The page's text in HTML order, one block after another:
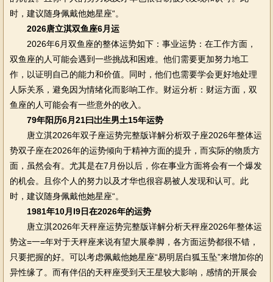
时，建议随身佩戴他她星座“。
2026唐立淇双鱼座6月运
2026年6月双鱼座的整体运势如下：事业运势：在工作方面，
双鱼座的人可能会遇到一些挑战和困难。他们需要更加努力地工
作，以证明自己的能力和价值。同时，他们也需要学会更好地处理
人际关系，避免因为情绪化而影响工作。财运分析：财运方面，双
鱼座的人可能会有一些意外的收入。
79年阳历6月21曰岀生男土15年运势
唐立淇2026年双子座运势完整版详解分析双子座2026年整体运
势双子座在2026年的运势倾向于精神方面的提升，而实际的物质方
面，虽然会有。尤其是在7月份以后，你在事业方面将会有一个爆发
的机会。且你个人的努力以及才华也很容易被人发现和认可。此
时，建议随身佩戴他她星座“。
1981年10月l9日在2026年的运势
唐立淇2026年天秤座运势完整版详解分析天秤座2026年整体运
势这=一=年对于天秤座来说有望大展拳脚，各方面运势都很不错，
只要把握的好。可以考虑佩戴他她星座“易明居白狐玉坠”来增加你的
异性缘了。而有伴侣的天秤座受到天王星较大影响，感情的开展会